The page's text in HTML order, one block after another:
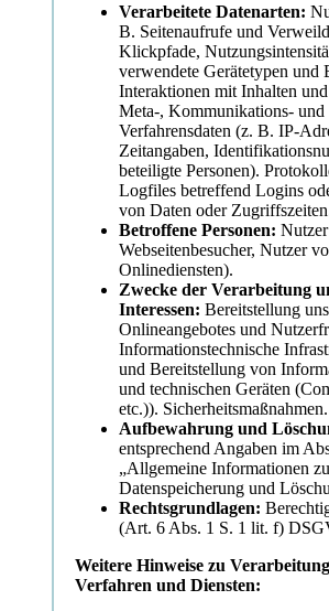
Verarbeitete Datenarten:
B. Seitenaufrufe und
Klickpfade,
verwendete Gerätetypen und
Interaktionen mit Inhalten
Meta-, Kommunikations- und
Verfahrensdaten (z. B. IP-
Zeitangaben,
beteiligte Personen).
Logfiles betreffend Logins
von Daten oder
Betroffene Personen:
Webseitenbesucher, Nutzer
Onlinediensten).
Zwecke der Verarbeitung
Interessen: Bereitstellung
Onlineangebotes und
Informationstechnische
und Bereitstellung von
und technischen Geräten
etc.)). Sicherheitsmaßnahmen.
Aufbewahrung und
entsprechend Angaben im
„Allgemeine Informationen
Datenspeicherung und
Rechtsgrundlagen:
(Art. 6 Abs. 1 S. 1 lit. f)
Weitere Hinweise zu
Verfahren und Diensten: